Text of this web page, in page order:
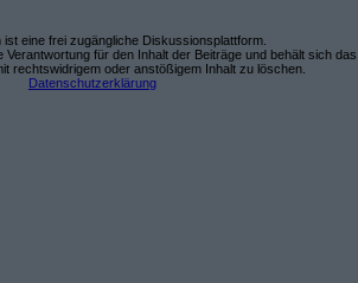
ist eine frei zugängliche Diskussionsplattform.
Verantwortung für den Inhalt der Beiträge und behält sich das
rechtswidrigem oder anstößigem Inhalt zu löschen.
Datenschutzerklärung